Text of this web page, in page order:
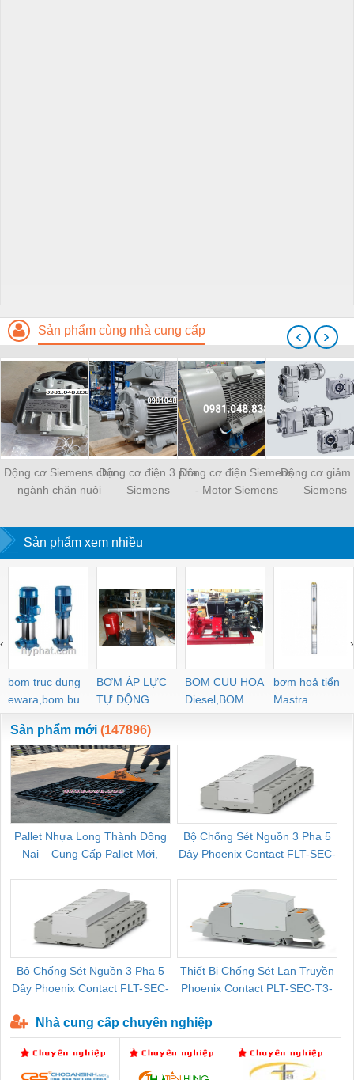
Sản phẩm cùng nhà cung cấp
Động cơ Siemens cho
ngành chăn nuôi
Động cơ điện 3 pha
Siemens
Đông cơ điện Siemens
- Motor Siemens
Động cơ giảm
Siemens
‹ ›
Sản phẩm xem nhiều
bom truc dung
ewara,bom bu
ewara
BƠM ÁP LỰC
TỰ ĐỘNG
BOM CUU HOA
Diesel,BOM
CHUA CHAY
bơm hoả tiển
Mastra
‹ ›
Sản phẩm mới (147896)
Pallet Nhựa Long Thành Đồng
Nai – Cung Cấp Pallet Mới,
Bộ Chống Sét Nguồn 3 Pha 5
Dây Phoenix Contact FLT-SEC-
Bộ Chống Sét Nguồn 3 Pha 5
Dây Phoenix Contact FLT-SEC-
Thiết Bị Chống Sét Lan Truyền
Phoenix Contact PLT-SEC-T3-
Nhà cung cấp chuyên nghiệp